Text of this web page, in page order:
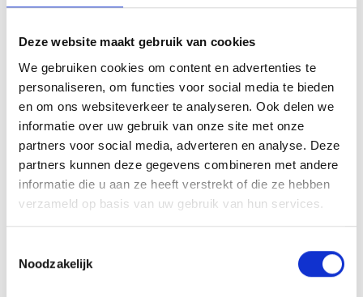
Deze website maakt gebruik van cookies
We gebruiken cookies om content en advertenties te
personaliseren, om functies voor social media te bieden
en om ons websiteverkeer te analyseren. Ook delen we
informatie over uw gebruik van onze site met onze
partners voor social media, adverteren en analyse. Deze
partners kunnen deze gegevens combineren met andere
informatie die u aan ze heeft verstrekt of die ze hebben
verzameld op basis van uw gebruik van hun services.
Noodzakelijk